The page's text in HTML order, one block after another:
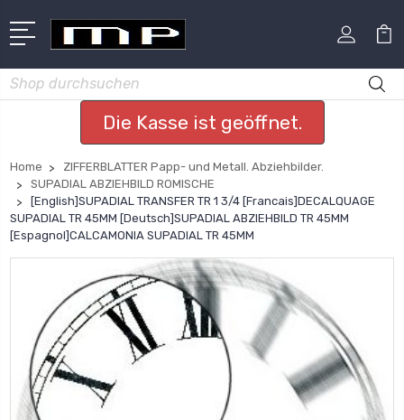
Suchen
Die Kasse ist geöffnet.
Home
ZIFFERBLATTER Papp- und Metall. Abziehbilder.
SUPADIAL ABZIEHBILD ROMISCHE
[English]SUPADIAL TRANSFER TR 1 3/4 [Francais]DECALQUAGE
SUPADIAL TR 45MM [Deutsch]SUPADIAL ABZIEHBILD TR 45MM
[Espagnol]CALCAMONIA SUPADIAL TR 45MM